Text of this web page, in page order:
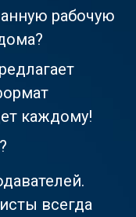
рабочую
каждому!
всегда